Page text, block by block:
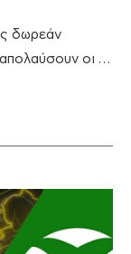
δωρεάν
οι …